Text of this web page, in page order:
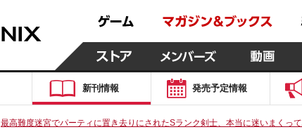
新刊情報 発売予定情報
最高難度迷宮でパーティに置き去りにされたSランク剣士、本当に迷いまく